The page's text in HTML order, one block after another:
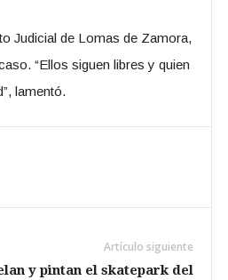
Judicial de Lomas de Zamora,
“Ellos siguen libres y quien
, lamentó.
Artículo siguiente
y pintan el skatepark del